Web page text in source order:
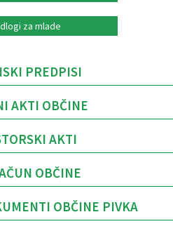
za mlade
PREDPISI
AKTI OBČINE
AKTI
OBČINE
OBČINE PIVKA